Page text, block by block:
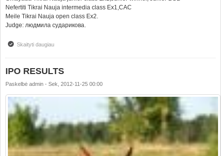
Nefertiti Tikrai Nauja intermedia class Ex1,CAC
Meile Tikrai Nauja open class Ex2.
Judge: людмила сударикова.
Skaityti daugiauapie INTERNATIONAL DOG SHOW "VILNIUS WINTER2012"
IPO RESULTS
Paskelbė admin - Sek, 2012-11-25 00:00